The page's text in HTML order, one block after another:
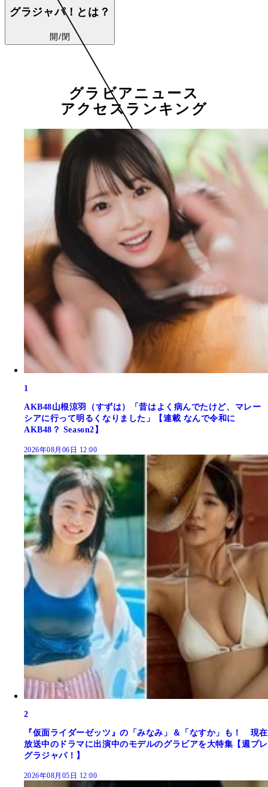
グラジャパ！とは？
開/閉
グラビアニュース
アクセスランキング
1
AKB48山根涼羽（すずは）「昔はよく病んでたけど、マレー
シアに行って明るくなりました」【連載 なんで令和に
AKB48？ Season2】
2026年08月06日 12:00
2
『仮面ライダーゼッツ』の「みなみ」＆「なすか」も！ 現在
放送中のドラマに出演中のモデルのグラビアを大特集【週プレ
グラジャパ！】
2026年08月05日 12:00